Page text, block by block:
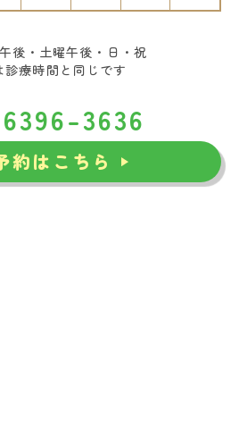
後・土曜午後・日・祝
診療時間と同じです
3636
約はこちら